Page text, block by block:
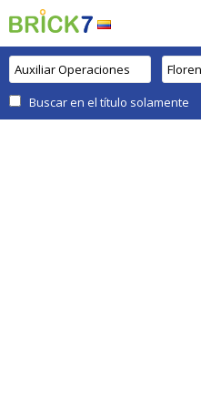
Buscar en el título solamente